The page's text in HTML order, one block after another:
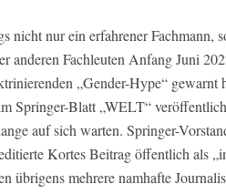
nicht nur ein erfahrener Fachmann,
anderen Fachleuten Anfang Juni
„Gender-Hype“ gewarnt
Springer-Blatt „WELT“
auf sich warten. Springer-
Kortes Beitrag öffentlich als
übrigens mehrere namhafte